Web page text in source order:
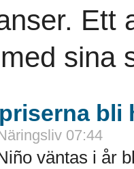
Ett
sina
bli
07:44
väntas i år